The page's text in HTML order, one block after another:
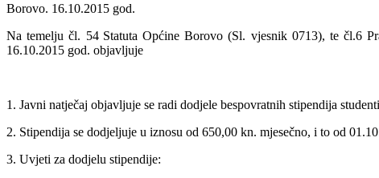
Borovo. 16.10.2015 god.
Na temelju čl. 54 Statuta Općine Borovo (Sl. vjesnik 0713), te čl.6
16.10.2015 god. objavljuje
1. Javni natječaj objavljuje se radi dodjele bespovratnih stipendija
2. Stipendija se dodjeljuje u iznosu od 650,00 kn. mjesečno, i to od
3. Uvjeti za dodjelu stipendije: